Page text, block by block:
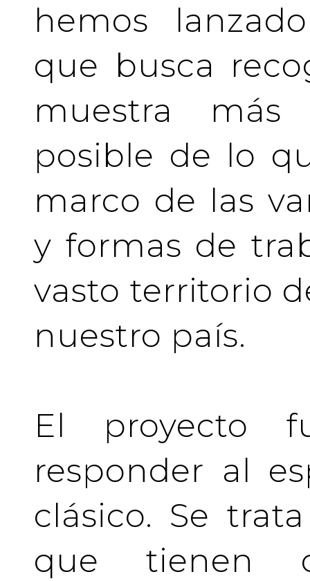
hemos
que busca
muestra
posible de lo
marco de las
y formas de
vasto territorio
nuestro país.
El proyecto
responder al
clásico. Se
que tienen